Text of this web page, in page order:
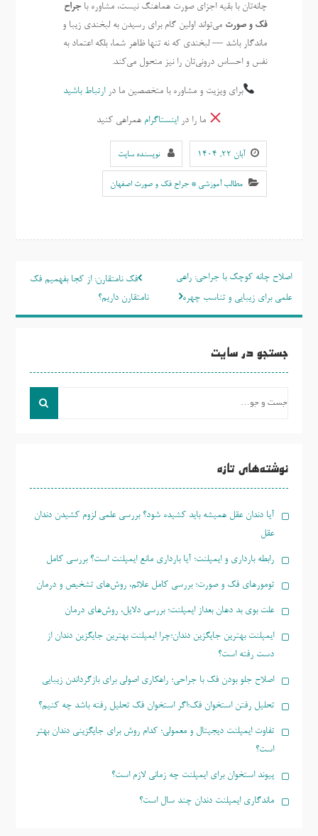
چانه‌تان با بقیه اجزای صورت هماهنگ نیست، مشاوره با جراح
فک و صورت می‌تواند اولین گام برای رسیدن به لبخندی زیبا و
ماندگار باشد — لبخندی که نه تنها ظاهر شما، بلکه اعتماد به
نفس و احساس درونی‌تان را نیز متحول می‌کند.
برای ویزیت و مشاوره با متخصصین ما درارتباط باشید
ما را دراینستاگرام همراهی کنید
آبان ۲۲, ۱۴۰۴ نویسنده سایت
مطالب آموزشی * جراح فک و صورت اصفهان
راهبری
نوشته
فک نامتقارن: از کجا بفهمیم فک
نامتقارن داریم؟
اصلاح چانه کوچک با جراحی: راهی
علمی برای زیبایی و تناسب چهره
جستجو در سایت
نوشته‌های تازه
آیا دندان عقل همیشه باید کشیده شود؟ بررسی علمی لزوم کشیدن دندان
عقل
رابطه بارداری و ایمپلنت؛ آیا بارداری مانع ایمپلنت است؟ بررسی کامل
تومورهای فک و صورت؛ بررسی کامل علائم، روش‌های تشخیص و درمان
علت بوی بد دهان بعداز ایمپلنت؛ بررسی دلایل، روش‌های درمان
ایمپلنت بهترین جایگزین دندان؛چرا ایمپلنت بهترین جایگزین دندان از
دست رفته است؟
اصلاح جلو بودن فک با جراحی؛ راهکاری اصولی برای بازگرداندن زیبایی
تحلیل رفتن استخوان فک؛اگر استخوان فک تحلیل رفته باشد چه کنیم؟
تفاوت ایمپلنت دیجیتال و معمولی؛ کدام روش برای جایگزینی دندان بهتر
است؟
پیوند استخوان برای ایمپلنت چه زمانی لازم است؟
ماندگاری ایمپلنت دندان چند سال است؟